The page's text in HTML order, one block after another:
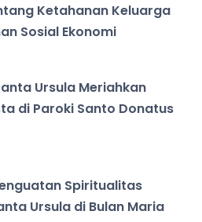
Ketahanan Keluarga
Sosial Ekonomi
Ursula Meriahkan
di Paroki Santo Donatus
Spiritualitas
Ursula di Bulan Maria